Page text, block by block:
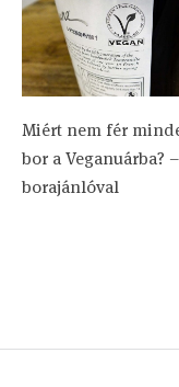
Miért nem fér
bor a Veganuárba?
borajánlóval